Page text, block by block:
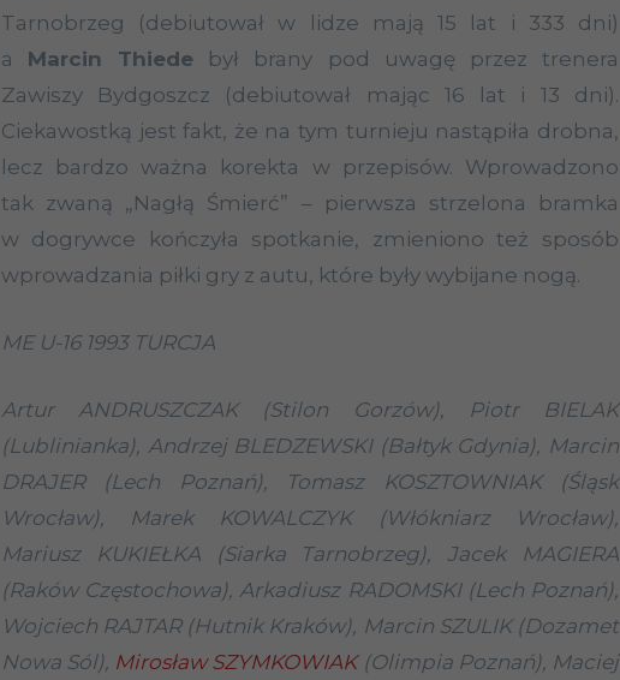
Tarnobrzeg (debiutował w lidze mają 15 lat i 333 dni)
a Marcin Thiede był brany pod uwagę przez trenera
Zawiszy Bydgoszcz (debiutował mając 16 lat i 13 dni).
Ciekawostką jest fakt, że na tym turnieju nastąpiła drobna,
lecz bardzo ważna korekta w przepisów. Wprowadzono
tak zwaną „Nagłą Śmierć” – pierwsza strzelona bramka
w dogrywce kończyła spotkanie, zmieniono też sposób
wprowadzania piłki gry z autu, które były wybijane nogą.
ME U-16 1993 TURCJA
Artur ANDRUSZCZAK (Stilon Gorzów), Piotr BIELAK
(Lublinianka), Andrzej BLEDZEWSKI (Bałtyk Gdynia), Marcin
DRAJER (Lech Poznań), Tomasz KOSZTOWNIAK (Śląsk
Wrocław), Marek KOWALCZYK (Włókniarz Wrocław),
Mariusz KUKIEŁKA (Siarka Tarnobrzeg), Jacek MAGIERA
(Raków Częstochowa), Arkadiusz RADOMSKI (Lech Poznań),
Wojciech RAJTAR (Hutnik Kraków), Marcin SZULIK (Dozamet
Nowa Sól), Mirosław SZYMKOWIAK(Olimpia Poznań), Maciej